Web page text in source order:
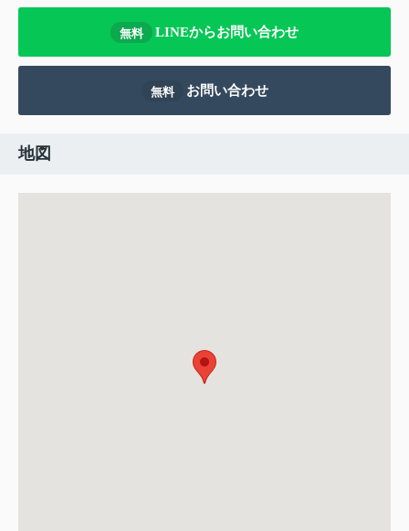
無料 LINEからお問い合わせ
無料 お問い合わせ
地図